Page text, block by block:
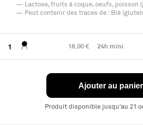
— Lactose, fruits à coque, oeufs, poisson
— Peut contenir des traces de : Blé
1 18,00 € 24h mini.
Ajouter au panier
Produit disponible jusqu'au 21